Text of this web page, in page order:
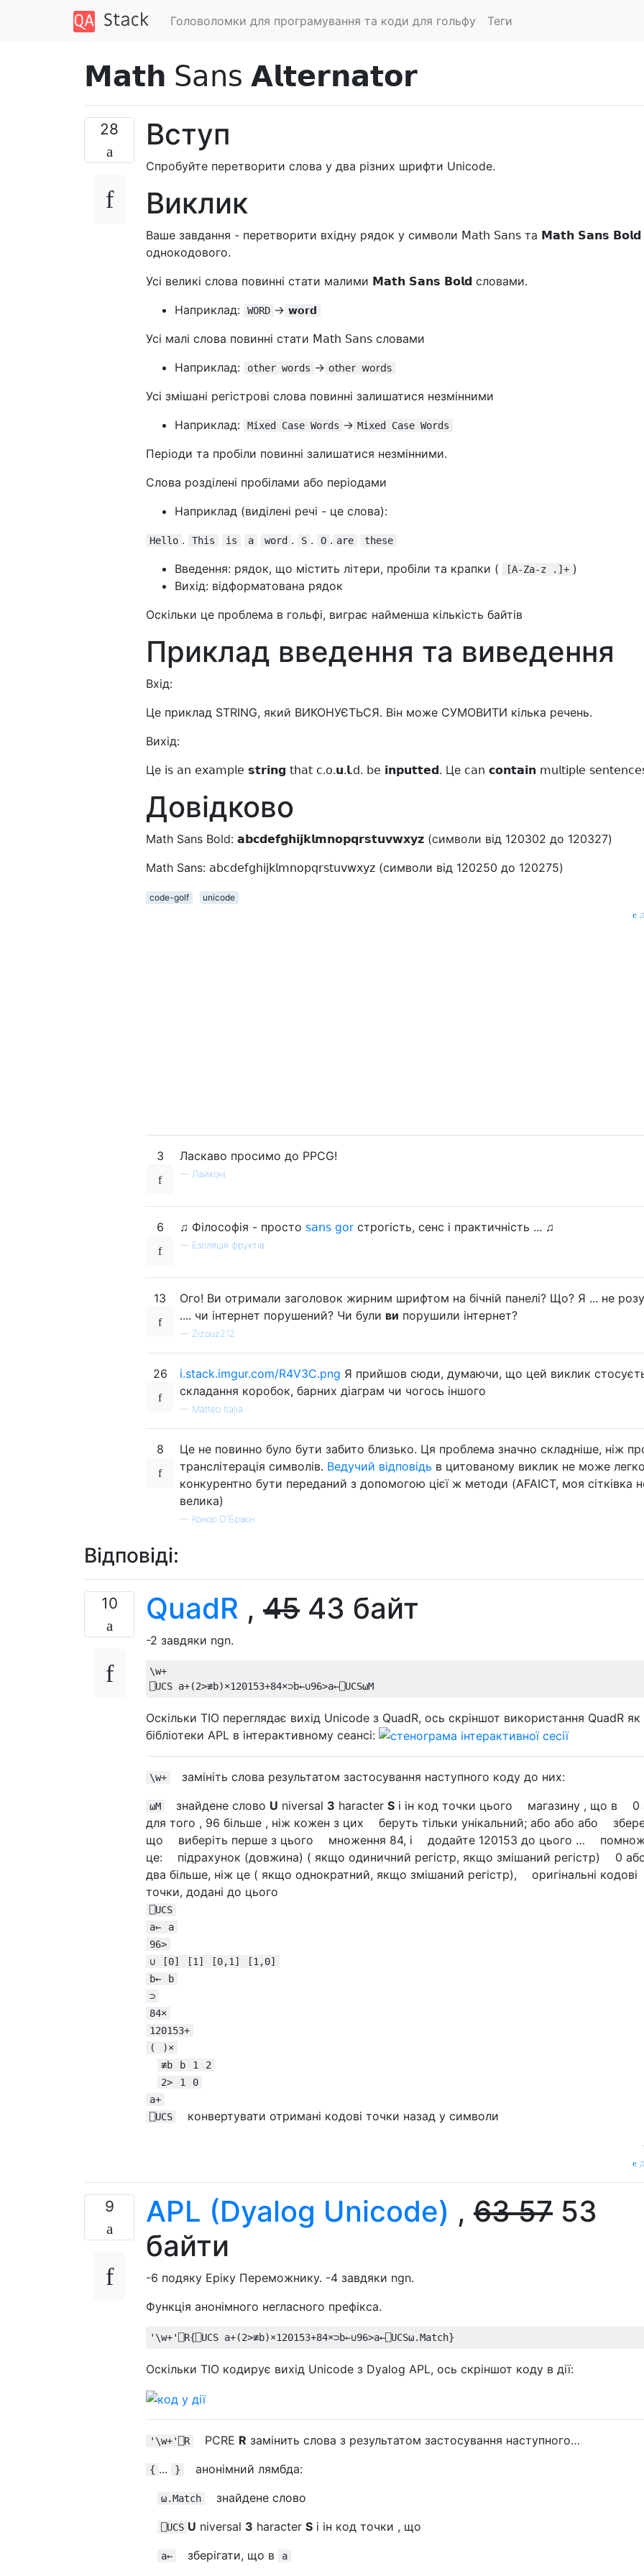
Головоломки для програмування та коди для гольфу Теги
𝗠𝗮𝘁𝗵 𝖲𝖺𝗇𝗌 𝗔𝗹𝘁𝗲𝗿𝗻𝗮𝘁𝗼𝗿
28 Вступ
Спробуйте перетворити слова у два різних шрифти Unicode.
Виклик
Ваше завдання - перетворити вхідну рядок у символи 𝖬𝖺𝗍𝗁 𝖲𝖺𝗇𝗌 та 𝗠𝗮𝘁𝗵 𝗦𝗮𝗻𝘀 𝗕𝗼𝗹𝗱
однокодового.
Усі великі слова повинні стати малими 𝗠𝗮𝘁𝗵 𝗦𝗮𝗻𝘀 𝗕𝗼𝗹𝗱 словами.
Наприклад:
WORD -> 𝘄𝗼𝗿𝗱
Усі малі слова повинні стати 𝖬𝖺𝗍𝗁 𝖲𝖺𝗇𝗌 словами
Наприклад:
other words -> 𝗈𝗍𝗁𝖾𝗋 𝗐𝗈𝗋𝖽𝗌
Усі змішані регістрові слова повинні залишатися незмінними
Наприклад:
Mixed Case Words -> Mixed Case Words
Періоди та пробіли повинні залишатися незмінними.
Слова розділені пробілами або періодами
Наприклад (виділені речі - це слова):
Hello . This is a word . S . O . are these
Введення: рядок, що містить літери, пробіли та крапки ( [A-Za-z .]+ )
Вихід: відформатована рядок
Оскільки це проблема в гольфі, виграє найменша кількість байтів
Приклад введення та виведення
Вхід:
Це приклад STRING, який ВИКОНУЄТЬСЯ. Він може СУМОВИТИ кілька речень.
Вихід:
Це 𝗂𝗌 𝖺𝗇 𝖾𝗑𝖺𝗆𝗉𝗅𝖾 𝘀𝘁𝗿𝗶𝗻𝗴 𝗍𝗁𝖺𝗍 𝖼.𝗈.𝘂.𝗹.𝖽. 𝖻𝖾 𝗶𝗻𝗽𝘂𝘁𝘁𝗲𝗱. Це 𝖼𝖺𝗇 𝗰𝗼𝗻𝘁𝗮𝗶𝗻 𝗆𝗎𝗅𝗍𝗂𝗉𝗅𝖾
Довідково
Math Sans Bold: 𝗮𝗯𝗰𝗱𝗲𝗳𝗴𝗵𝗶𝗷𝗸𝗹𝗺𝗻𝗼𝗽𝗾𝗿𝘀𝘁𝘂𝘃𝘄𝘅𝘆𝘇 (символи від 120302 до 120327)
Math Sans: 𝖺𝖻𝖼𝖽𝖾𝖿𝗀𝗁𝗂𝗃𝗄𝗅𝗆𝗇𝗈𝗉𝗊𝗋𝗌𝗍𝗎𝗏𝗐𝗑𝗒𝗓 (символи від 120250 до 120275)
code-golf unicode
3 Ласкаво просимо до PPCG!
— Лайконі
6 ♫ Філософія - просто 𝗌𝖺𝗇𝗌 gor строгість, сенс і практичність ... ♫
— Езоляція фруктів
13
Ого! Ви отримали заголовок жирним шрифтом на бічній панелі? Що? Я ... не
.... чи інтернет порушений? Чи були ви порушили інтернет?
— Zizouz212
26 i.stack.imgur.com/R4V3C.png Я прийшов сюди, думаючи, що цей виклик
складання коробок, барних діаграм чи чогось іншого
— Matteo Italia
8
Це не повинно було бути забито близько. Ця проблема значно складніше, ніж
транслітерація символів. Ведучий відповідь в цитованому виклик не може легко
конкурентно бути переданий з допомогою цієї ж методи (AFAICT, моя сітківка
велика)
— Конор О'Браєн
Відповіді:
10 QuadR , 45 43 байт
-2 завдяки ngn.
\w+
⎕UCS a+(2>≢b)×120153+84×⊃b←∪96>a←⎕UCS⍵M
Оскільки TIO переглядає вихід Unicode з QuadR, ось скріншот використання QuadR як
бібліотеки APL в інтерактивному сеансі:
\w+ замініть слова результатом застосування наступного коду до них:
⍵M знайдене слово U niversal З haracter S і ін код точки цього магазину , що в 0
для того , 96 більше , ніж кожен з цих беруть тільки унікальний; або або або
що виберіть перше з цього множення 84, і додайте 120153 до цього …
це: підрахунок (довжина) ( якщо одиничний регістр, якщо змішаний регістр) 0
два більше, ніж це ( якщо однократний, якщо змішаний регістр), оригінальні кодові
точки, додані до цього
⎕UCS
a←
a
96>
∪
[0] [1] [0,1]
[1,0]
b←
b
⊃
84×
120153+
(
)×
≢b
b 1
2
2>
1
0
a+
⎕UCS
конвертувати отримані кодові точки назад у символи
9 APL (Dyalog Unicode) , 6357 53
байти
-6 подяку Еріку Переможнику. -4 завдяки ngn.
Функція анонімного негласного префікса.
'\w+' ⎕R{⎕UCS a+(2>≢b)×120153+84×⊃b←∪96>a←⎕UCS⍵.Match}
Оскільки TIO кодирує вихід Unicode з Dyalog APL, ось скріншот коду в дії:
'\w+'⎕R PCRE R замінить слова з результатом застосування наступного…
{ ... } анонімний лямбда:
⍵.Match знайдене слово
⎕UCS U niversal З haracter S і ін код точки , що
a← зберігати, що в a